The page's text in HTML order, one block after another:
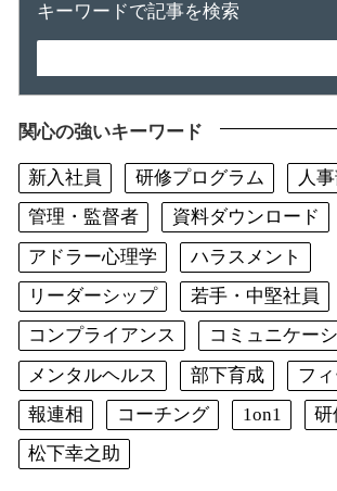
キーワードで記事を検索
関心の強いキーワード
新入社員 研修プログラム
人
管理・監督者
資料ダウンロード
アドラー心理学
ハラスメント
リーダーシップ
若手・中堅社員
コンプライアンス
コミュニケー
メンタルヘルス
部下育成
フ
報連相
コーチング 1on1
研
松下幸之助